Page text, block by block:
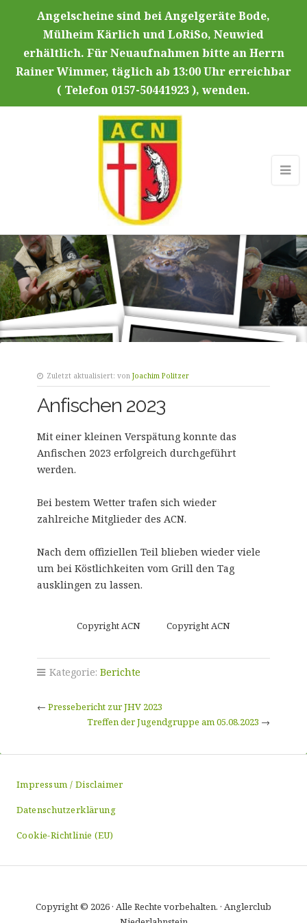
Angelscheine sind bei Angelgeräte Bode,
Mülheim Kärlich und LoRiSo, Neuwied
erhältlich. Für Neuaufnahmen bitte an Herrn
Rainer Wimmer, täglich ab 13:00 Uhr erreichbar
( Telefon 0157-50441923 ), wenden.
Zuletzt aktualisiert: von Joachim Politzer
Anfischen 2023
Mit einer kleinen Verspätung konnte das
Anfischen 2023 erfolgreich durchgeführt
werden.
Bei bestem Wetter trafen sich wieder
zahlreiche Mitglieder des ACN.
Nach dem offiziellen Teil blieben wieder viele
um bei Köstlichkeiten vom Grill den Tag
ausklingen zu lassen.
Copyright ACN Copyright ACN
Kategorie: Berichte
← Pressebericht zur JHV 2023
Treffen der Jugendgruppe am 05.08.2023 →
Impressum / Disclaimer
Datenschutzerklärung
Cookie-Richtlinie (EU)
Copyright © 2026 · Alle Rechte vorbehalten. · Anglerclub